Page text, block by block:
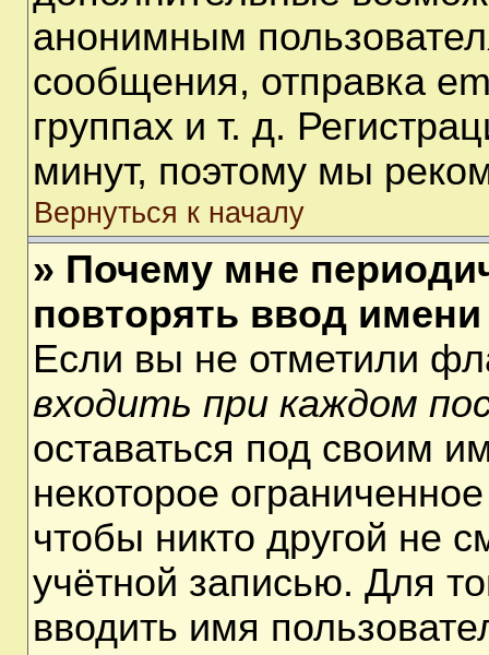
анонимным
сообщения, отправка
группах и т. д.
минут, поэтому мы
Вернуться к началу
» Почему мне
повторять ввод
Если вы не отметили
входить при каждом
оставаться под своим
некоторое
чтобы никто другой не
учётной записью. Для
вводить имя